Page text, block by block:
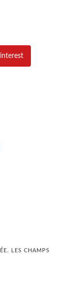
LES CHAMPS